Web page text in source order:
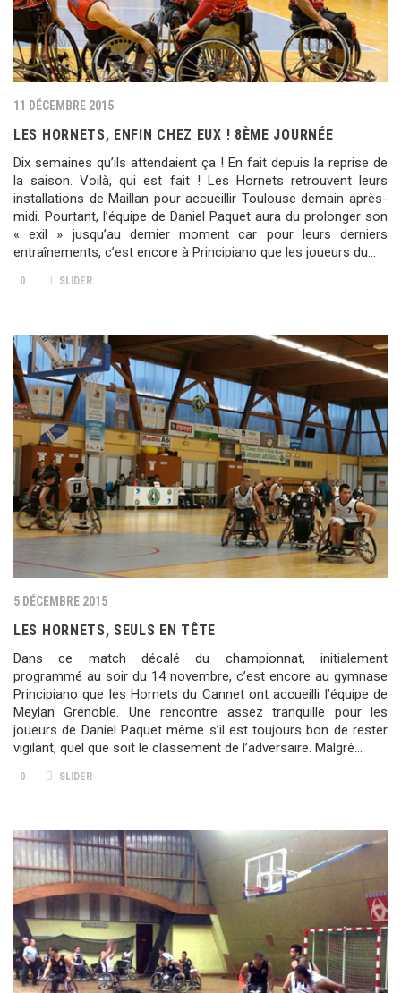
11 DÉCEMBRE 2015
LES HORNETS, ENFIN CHEZ EUX ! 8ÈME JOURNÉE
Dix semaines qu’ils attendaient ça ! En fait depuis la reprise de
la saison. Voilà, qui est fait ! Les Hornets retrouvent leurs
installations de Maillan pour accueillir Toulouse demain après-
midi. Pourtant, l’équipe de Daniel Paquet aura du prolonger son
« exil » jusqu’au dernier moment car pour leurs derniers
entraînements, c’est encore à Principiano que les joueurs du…
0 SLIDER
5 DÉCEMBRE 2015
LES HORNETS, SEULS EN TÊTE
Dans ce match décalé du championnat, initialement
programmé au soir du 14 novembre, c’est encore au gymnase
Principiano que les Hornets du Cannet ont accueilli l’équipe de
Meylan Grenoble. Une rencontre assez tranquille pour les
joueurs de Daniel Paquet même s’il est toujours bon de rester
vigilant, quel que soit le classement de l’adversaire. Malgré…
0 SLIDER